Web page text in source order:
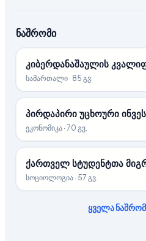
ნაშრომი
კიბერდანაშაულის
სამართალი· 85 გვ.
პირდაპირი უცხოური
ეკონომიკა· 70 გვ.
ქართველ სტუდენტთა
სოციოლოგია· 57 გვ.
ყველა